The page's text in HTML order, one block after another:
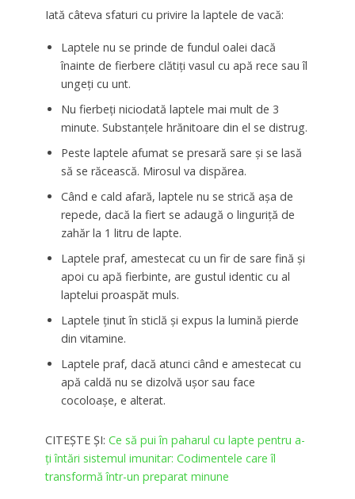
Iată câteva sfaturi cu privire la laptele de vacă:
Laptele nu se prinde de fundul oalei dacă
înainte de fierbere clătiți vasul cu apă rece sau îl
ungeți cu unt.
Nu fierbeți niciodată laptele mai mult de 3
minute. Substanțele hrănitoare din el se distrug.
Peste laptele afumat se presară sare și se lasă
să se răcească. Mirosul va dispărea.
Când e cald afară, laptele nu se strică așa de
repede, dacă la fiert se adaugă o linguriță de
zahăr la 1 litru de lapte.
Laptele praf, amestecat cu un fir de sare fină și
apoi cu apă fierbinte, are gustul identic cu al
laptelui proaspăt muls.
Laptele ținut în sticlă și expus la lumină pierde
din vitamine.
Laptele praf, dacă atunci când e amestecat cu
apă caldă nu se dizolvă ușor sau face
cocoloașe, e alterat.
CITEȘTE ȘI: Ce să pui în paharul cu lapte pentru a-
ți întări sistemul imunitar: Codimentele care îl
transformă într-un preparat minune